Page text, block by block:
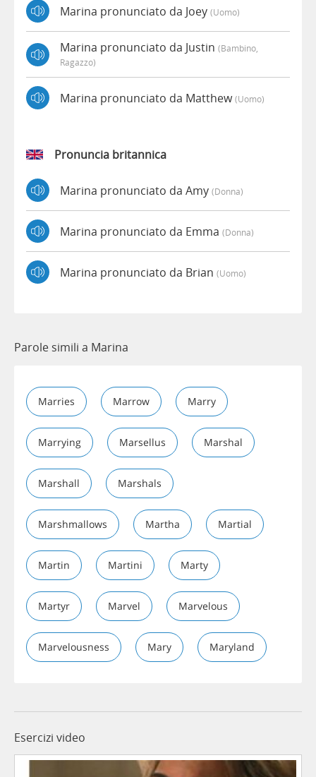
Marina pronunciato da Joey (uomo)
Marina pronunciato da Justin (bambino,
Ragazzo)
Marina pronunciato da Matthew(uomo)
Pronuncia britannica
Marina pronunciato da Amy (donna)
Marina pronunciato da Emma (donna)
Marina pronunciato da Brian (uomo)
Parole simili a Marina
Marries Marrow Marry
Marrying Marsellus Marshal
Marshall Marshals
Marshmallows Martha Martial
Martin Martini Marty
Martyr Marvel Marvelous
Marvelousness Mary Maryland
Esercizi video